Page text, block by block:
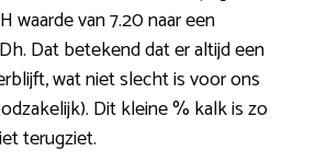
waarde van 7.20 naar een
Dat betekend dat er altijd een
wat niet slecht is voor ons
Dit kleine % kalk is zo
terugziet.